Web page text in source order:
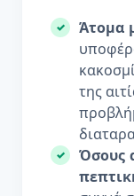
Άτομα
της
Όσους